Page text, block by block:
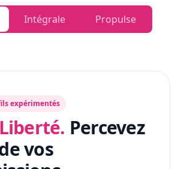
Intégrale Propulse
expérimentés
Percevez
vos